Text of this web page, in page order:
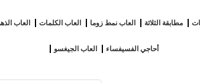
العاب العاب الكلمات العاب نمط زوما مطابقة الثلاثة
العاب الجيغسو أحاجي الفسيفساء